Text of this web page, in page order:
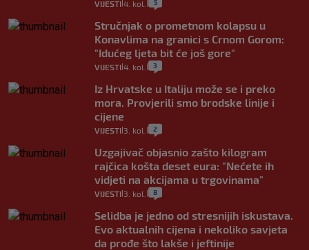
VIJESTI 4. kol. 5
Stručnjak o prometnom kolapsu u
Konavlima na granici s Crnom Gorom:
"Idućeg ljeta bit će još gore"
VIJESTI 4. kol. 3
Iz Hrvatske u Italiju može se i preko
mora. Provjerili smo brodske linije i
cijene
VIJESTI 3. kol. 2
Uzgajivač objasnio zašto kilogram
rajčica košta deset eura: "Nećete ih
vidjeti na akcijama u trgovinama"
VIJESTI 3. kol. 8
Selidba je jedno od stresnijih iskustava.
Evo aktualnih cijena i nekoliko savjeta
da prođe što lakše i jeftinije